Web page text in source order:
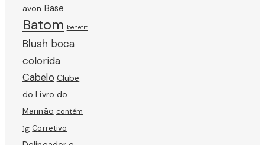
avon Base
Batom benefit
Blush boca
colorida
Cabelo Clube
do Livro do
Marinão contém
1g Corretivo